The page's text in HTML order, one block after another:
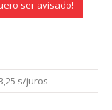
s/juros